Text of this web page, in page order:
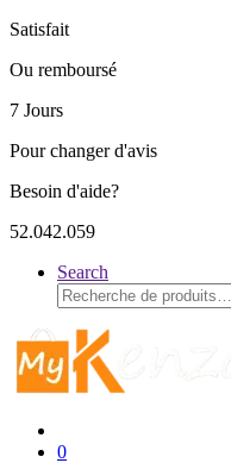
Satisfait
Ou remboursé
7 Jours
Pour changer d'avis
Besoin d'aide?
52.042.059
Search
Recherche
pour :
0